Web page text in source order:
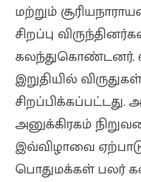
மற்றும்
சிறப்பு
கலந்துகொண்டனர்.
இறுதியில்
அனுக்கிரகம்
இவ்விழாவை
பொதுமக்கள் பலர்